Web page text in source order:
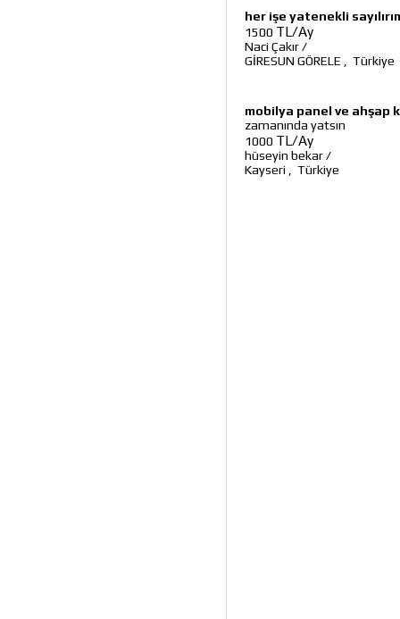
her işe yatenekli
1500 TL/Ay
Naci Çakır/
GİRESUN GÖRELE
Türkiye
mobilya panel ve ahşap
zamanında yatsın
1000 TL/Ay
hüseyin bekar/
Kayseri
Türkiye